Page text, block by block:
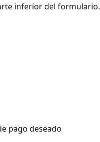
inferior del formulario.
pago deseado